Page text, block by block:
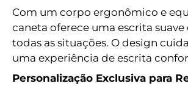
Com um corpo ergonômico e
caneta oferece uma escrita suave
todas as situações. O design
uma experiência de escrita
Personalização Exclusiva para